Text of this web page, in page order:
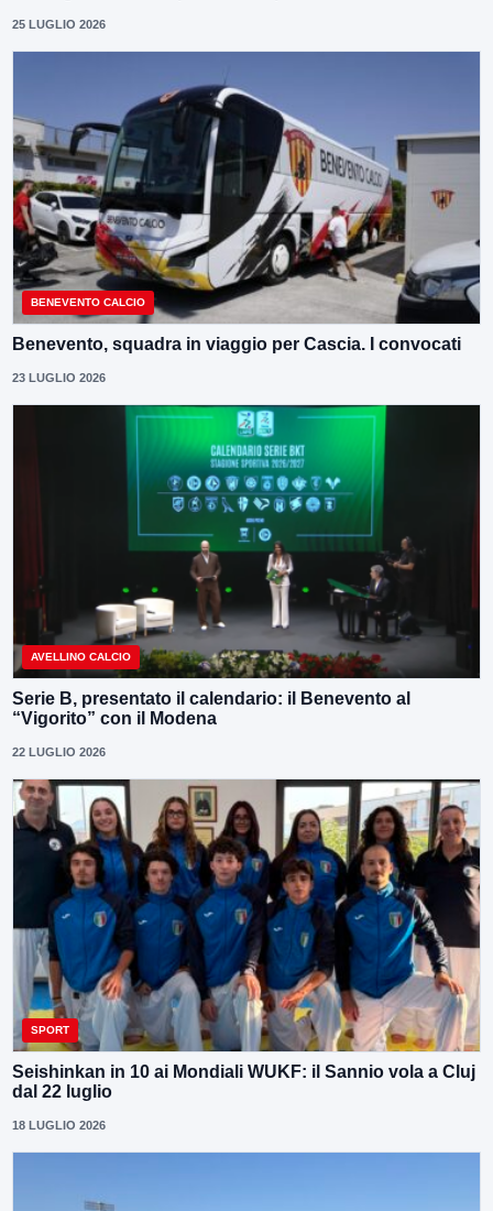
25 LUGLIO 2026
BENEVENTO CALCIO
Benevento, squadra in viaggio per Cascia. I convocati
23 LUGLIO 2026
AVELLINO CALCIO
Serie B, presentato il calendario: il Benevento al
“Vigorito” con il Modena
22 LUGLIO 2026
SPORT
Seishinkan in 10 ai Mondiali WUKF: il Sannio vola a Cluj
dal 22 luglio
18 LUGLIO 2026